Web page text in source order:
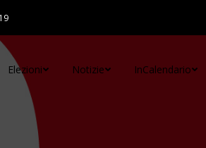
Elezioni Notizie InCalendario